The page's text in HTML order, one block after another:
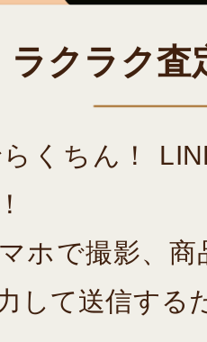
ラクラク査
くちん！
ホで撮影、
して送信する